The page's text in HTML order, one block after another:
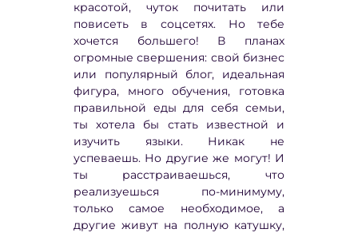
красотой, чуток почитать или
повисеть в соцсетях. Но тебе
хочется большего! В планах
огромные свершения: свой бизнес
или популярный блог, идеальная
фигура, много обучения, готовка
правильной еды для себя семьи,
ты хотела бы стать известной и
изучить языки. Никак не
успеваешь. Но другие же могут! И
ты расстраиваешься, что
реализуешься по-минимуму,
только самое необходимое, а
другие живут на полную катушку,